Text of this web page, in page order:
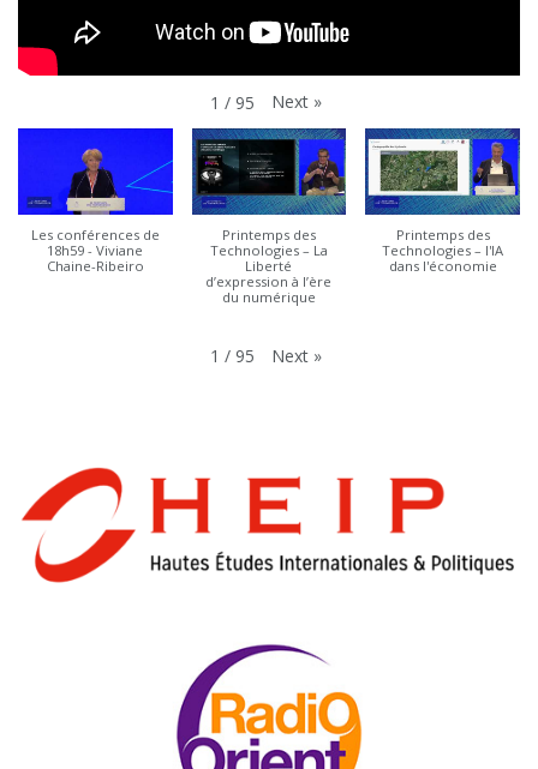
1 / 95 Next »
Les conférences de
18h59 - Viviane
Chaine-Ribeiro
Printemps des
Technologies – La
Liberté
d’expression à l’ère
du numérique
Printemps des
Technologies – l'IA
dans l'économie
1 / 95 Next »